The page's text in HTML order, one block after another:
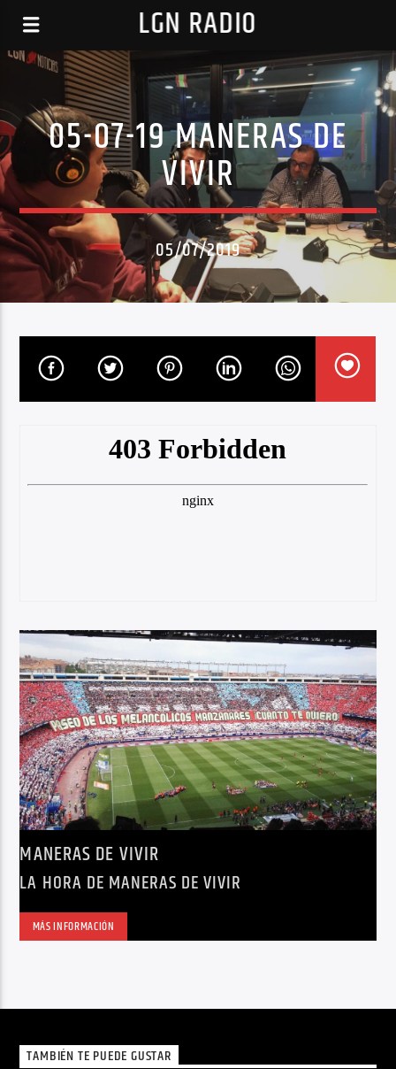
LGN RADIO
05-07-19 MANERAS DE
VIVIR
05/07/2019
MANERAS DE VIVIR
LA HORA DE MANERAS DE VIVIR
MÁS INFORMACIÓN
TAMBIÉN TE PUEDE GUSTAR